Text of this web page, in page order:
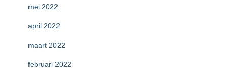
mei 2022
april 2022
maart 2022
februari 2022